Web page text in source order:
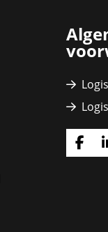
Ga